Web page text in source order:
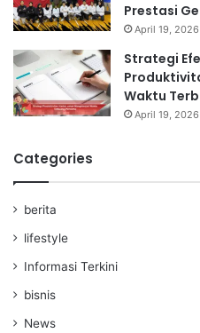
Prestasi
April 19, 2026
Strategi
Waktu
April 19, 2026
Categories
berita
lifestyle
Informasi Terkini
bisnis
News